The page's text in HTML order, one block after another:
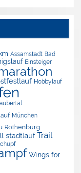
Assamstadt Bad
Einsteiger
Hobbylauf
München
Rothenburg
stadtlauf Trail
Wings for